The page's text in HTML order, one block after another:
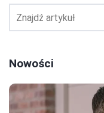
Nowości